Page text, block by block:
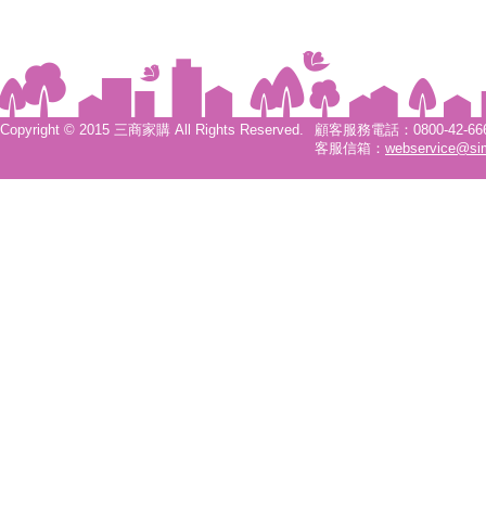
Copyright © 2015 三商家購 All Rights Reserved.
顧客服務電話：0800-42-
客服信箱：